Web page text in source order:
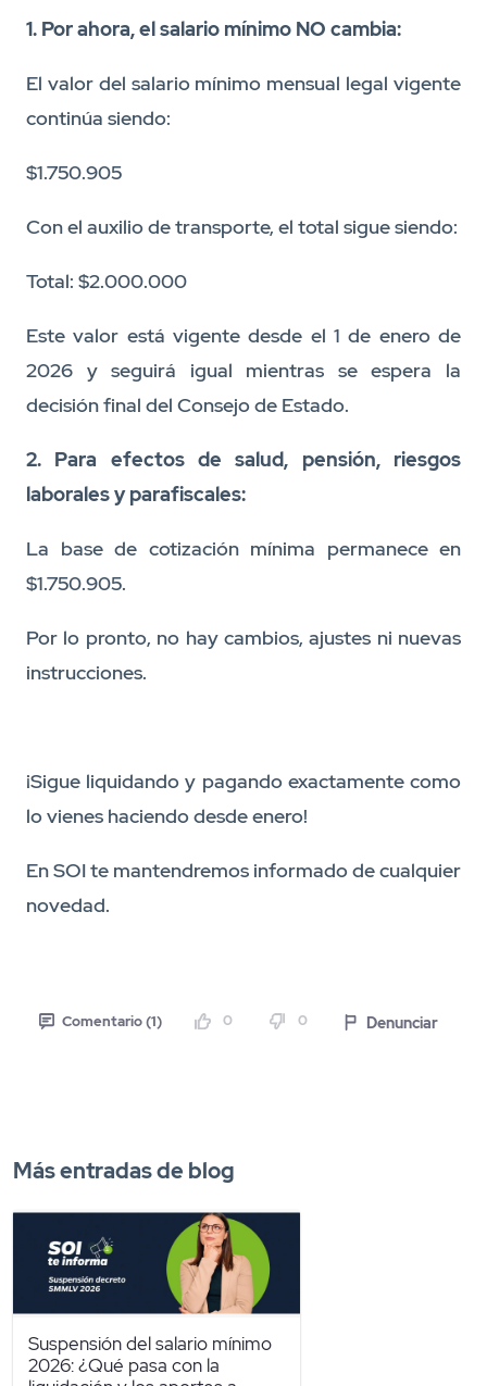
1. Por ahora, el salario mínimo NO cambia:
El valor del salario mínimo mensual legal vigente
continúa siendo:
$1.750.905
Con el auxilio de transporte, el total sigue siendo:
Total: $2.000.000
Este valor está vigente desde el 1 de enero de
2026 y seguirá igual mientras se espera la
decisión final del Consejo de Estado.
2. Para efectos de salud, pensión, riesgos
laborales y parafiscales:
La base de cotización mínima permanece en
$1.750.905.
Por lo pronto, no hay cambios, ajustes ni nuevas
instrucciones.
¡Sigue liquidando y pagando exactamente como
lo vienes haciendo desde enero!
En SOI te mantendremos informado de cualquier
novedad.
Comentario (1) 0 0 Denunciar
Más entradas de blog
Suspensión del salario mínimo
2026: ¿Qué pasa con la